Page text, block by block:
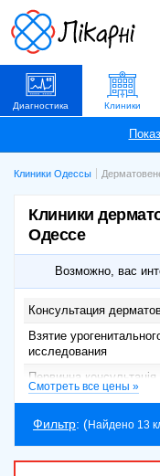
Диагностика Клиники
Клиники Одессы
Клиники
Одессе
Возможно, вас
Консультация
Взятие
исследования
Первинна консультація
дерматовенеролога
Первинна
ОНЛАЙН-Повторный
дерматовенеролога
Смотреть все цены »
Фильтр: (Найдено 13